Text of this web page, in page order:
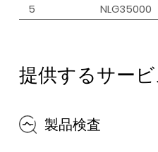
5
NLG35000
提供するサービ
製品検査